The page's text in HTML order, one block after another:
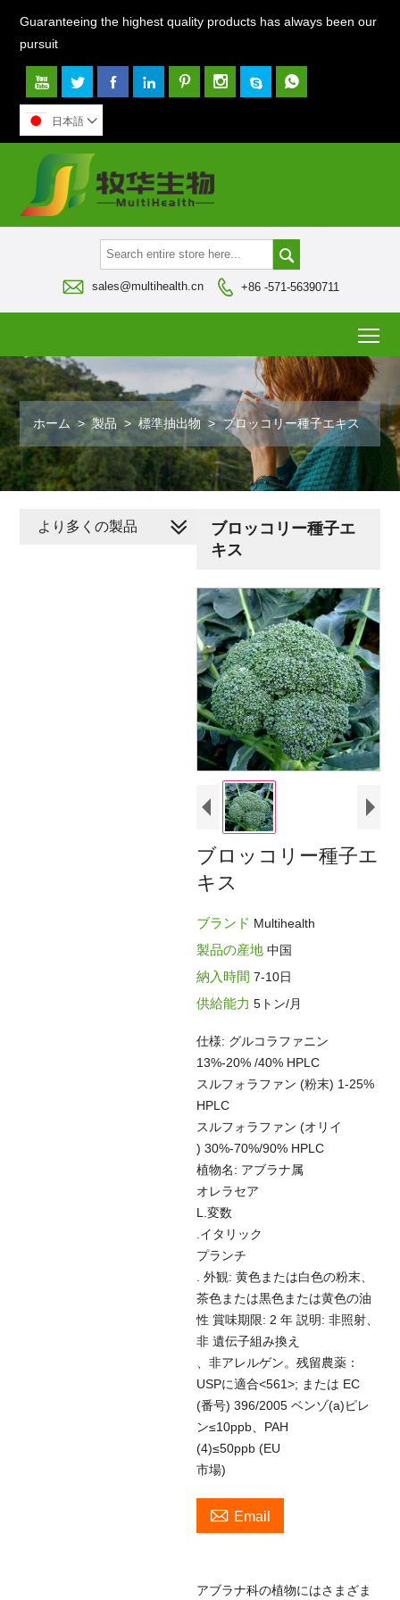
Guaranteeing the highest quality products has always been our
pursuit
       
日本語 

 sales@multihealth.cn  +86 -571-56390711
ホーム > 製品 > 標準抽出物 > ブロッコリー種子エキス
ブロッコリー種子エ
キス
ブロッコリー種子エ
キス
ブランド Multihealth
製品の産地 中国
納入時間 7-10日
供給能力 5トン/月
仕様: グルコラファニン
13%-20% /40% HPLC
スルフォラファン (粉末) 1-25%
HPLC
スルフォラファン (オリイ
) 30%-70%/90% HPLC
植物名: アブラナ属
オレラセア
L.変数
.イタリック
プランチ
. 外観: 黄色または白色の粉末、
茶色または黒色または黄色の油
性 賞味期限: 2 年 説明: 非照射、
非 遺伝子組み換え
、非アレルゲン。残留農薬：
USPに適合<561>; または EC
(番号) 396/2005 ベンゾ(a)ピレ
ン≤10ppb、PAH
(4)≤50ppb (EU
市場)
 Email
アブラナ科の植物にはさまざま
より多くの製品